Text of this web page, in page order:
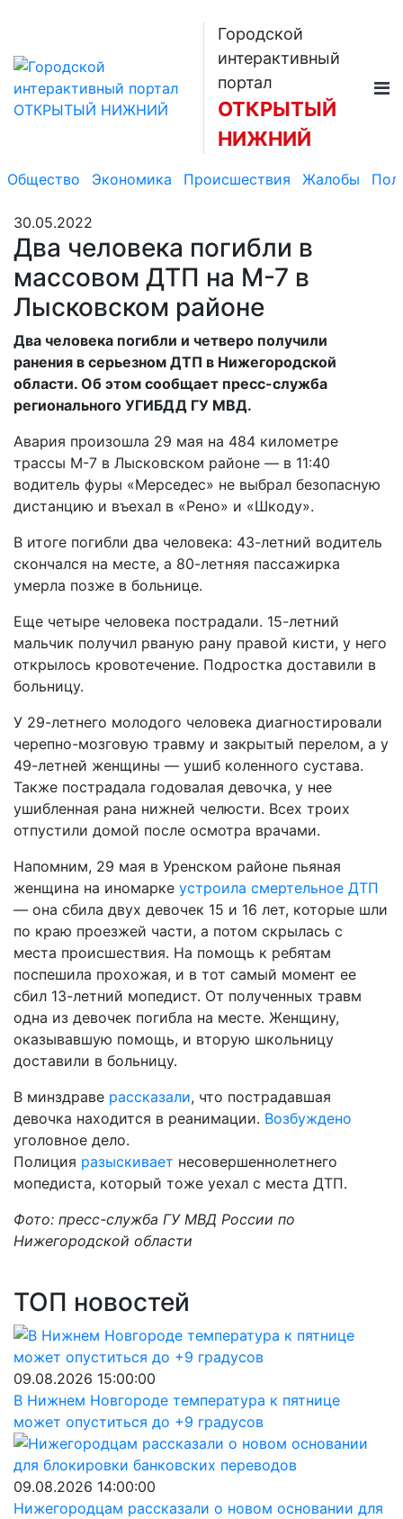
Городской
интерактивный
портал
ОТКРЫТЫЙ
НИЖНИЙ
Общество Экономика Происшествия Жалобы
30.05.2022
Два человека погибли в
массовом ДТП на М-7 в
Лысковском районе
Два человека погибли и четверо получили
ранения в серьезном ДТП в Нижегородской
области. Об этом сообщает пресс-служба
регионального УГИБДД ГУ МВД.
Авария произошла 29 мая на 484 километре
трассы М-7 в Лысковском районе — в 11:40
водитель фуры «Мерседес» не выбрал безопасную
дистанцию и въехал в «Рено» и «Шкоду».
В итоге погибли два человека: 43-летний водитель
скончался на месте, а 80-летняя пассажирка
умерла позже в больнице.
Еще четыре человека пострадали. 15-летний
мальчик получил рваную рану правой кисти, у него
открылось кровотечение. Подростка доставили в
больницу.
У 29-летнего молодого человека диагностировали
черепно-мозговую травму и закрытый перелом, а у
49-летней женщины — ушиб коленного сустава.
Также пострадала годовалая девочка, у нее
ушибленная рана нижней челюсти. Всех троих
отпустили домой после осмотра врачами.
Напомним, 29 мая в Уренском районе пьяная
женщина на иномарке устроила смертельное ДТП
— она сбила двух девочек 15 и 16 лет, которые шли
по краю проезжей части, а потом скрылась с
места происшествия. На помощь к ребятам
поспешила прохожая, и в тот самый момент ее
сбил 13-летний мопедист. От полученных травм
одна из девочек погибла на месте. Женщину,
оказывавшую помощь, и вторую школьницу
доставили в больницу.
В минздраве рассказали, что пострадавшая
девочка находится в реанимации. Возбуждено
уголовное дело.
Полиция разыскивает несовершеннолетнего
мопедиста, который тоже уехал с места ДТП.
Фото: пресс-служба ГУ МВД России по
Нижегородской области
ТОП новостей
09.08.2026 15:00:00
В Нижнем Новгороде температура к пятнице
может опуститься до +9 градусов
09.08.2026 14:00:00
Нижегородцам рассказали о новом основании для